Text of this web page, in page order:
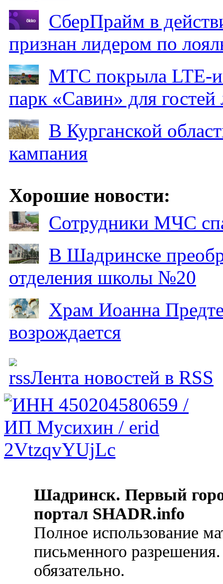
СберПрайм в
признан лидером по
МТС покрыла LTE-
парк «Савин» для гостей
В Курганской
кампания
Хорошие новости:
Сотрудники МЧС
В Шадринске
отделения школы №20
Храм Иоанна
возрождается
Лента новостей в RSS
Шадринск. Первый
портал SHADR.info
Полное использование
письменного
обязательно.